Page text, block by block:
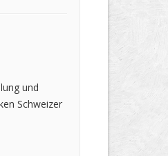
und
Schweizer